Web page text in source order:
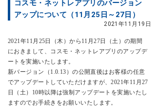
コスモ・ネットレアプリのバージョン
アップについて（11月25日～27日）
2021年11月19日
2021年11月25日（木）から11月27日（土）の期間
におきまして、コスモ・ネットレアプリのアップデ
ートを実施いたします。
新バージョン（1.0.13）の公開直後はお客様の任意
でアップデートしていただけますが、2021年11月27
日（土）10時以降は強制アップデートを実施いたし
ますのでお手続きをお願いいたします。